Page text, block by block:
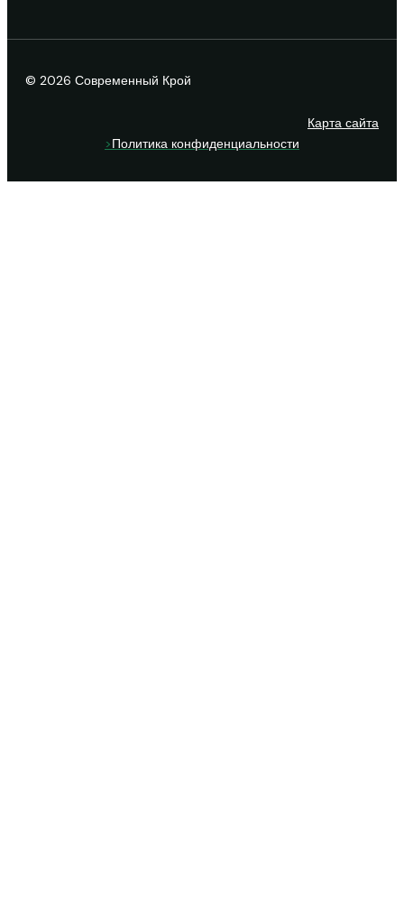
© 2026 Современный Крой
Карта сайта
>Политика конфиденциальности